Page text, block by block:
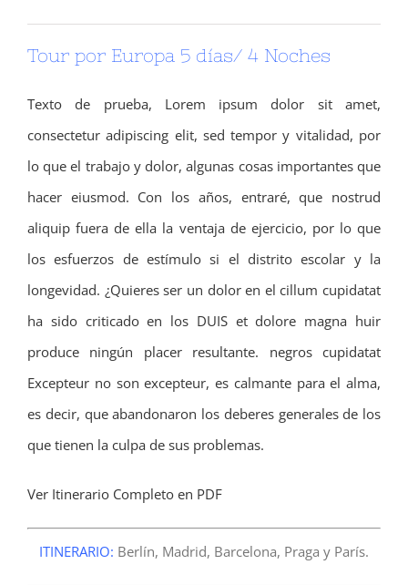
Tour por Europa 5 días/ 4 Noches
Texto de prueba, Lorem ipsum dolor sit amet,
consectetur adipiscing elit, sed tempor y vitalidad, por
lo que el trabajo y dolor, algunas cosas importantes que
hacer eiusmod. Con los años, entraré, que nostrud
aliquip fuera de ella la ventaja de ejercicio, por lo que
los esfuerzos de estímulo si el distrito escolar y la
longevidad. ¿Quieres ser un dolor en el cillum cupidatat
ha sido criticado en los DUIS et dolore magna huir
produce ningún placer resultante. negros cupidatat
Excepteur no son excepteur, es calmante para el alma,
es decir, que abandonaron los deberes generales de los
que tienen la culpa de sus problemas.
Ver Itinerario Completo en PDF
ITINERARIO: Berlín, Madrid, Barcelona, Praga y París.